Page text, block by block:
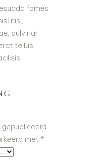
fames
nisi,
pulvinar
tellus
met *